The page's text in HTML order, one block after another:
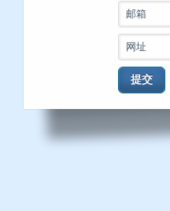
邮箱
网址
提交